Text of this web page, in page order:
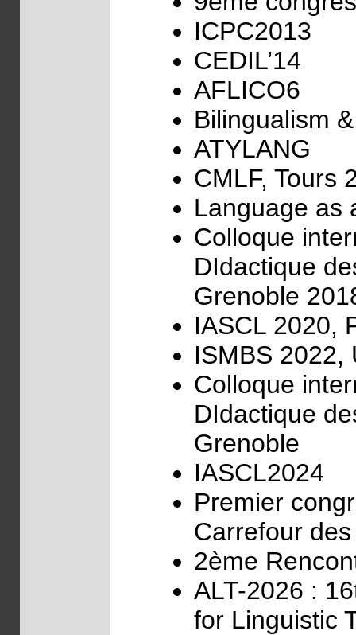
ICPC2013
CEDIL’14
AFLICO6
Bilingualism
ATYLANG
CMLF, Tours
Language as
Colloque
DIdactique
Grenoble
IASCL 2020,
ISMBS 2022,
Colloque
DIdactique
Grenoble
IASCL2024
Premier
Carrefour
2ème
ALT-2026 :
for Linguistic